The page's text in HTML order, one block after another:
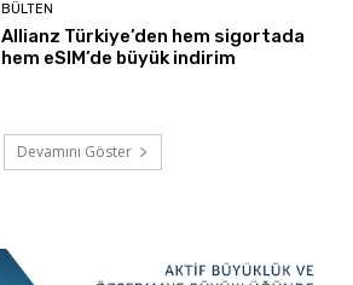
BÜLTEN
Allianz Türkiye’den hem sigortada
hem eSIM’de büyük indirim
Devamını Göster